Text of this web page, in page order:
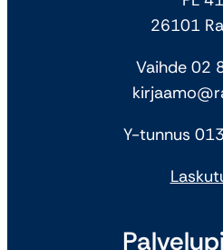
26101
Vaihde 02
Y-tunnus